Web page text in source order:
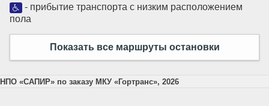
- прибытие транспорта с низким расположением
пола
Показать все маршруты остановки
НПО «САПИР» по заказу МКУ «Гортранс», 2026